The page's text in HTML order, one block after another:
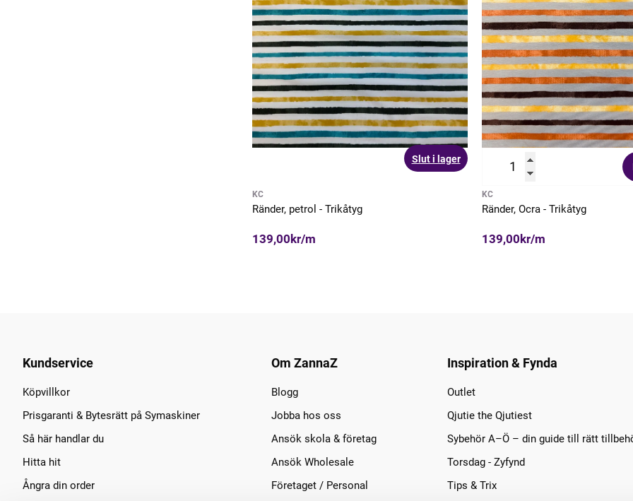
Slut i lager
KC
Ränder, petrol - Trikåtyg
139,00kr/m
KC
Ränder, Ocra - Trikåtyg
139,00kr/m
Kundservice
Köpvillkor
Prisgaranti & Bytesrätt på Symaskiner
Så här handlar du
Hitta hit
Ångra din order
Om ZannaZ
Blogg
Jobba hos oss
Ansök skola & företag
Ansök Wholesale
Företaget / Personal
Inspiration & Fynda
Outlet
Qjutie the Qjutiest
Sybehör A–Ö – din guide till rätt
Torsdag - Zyfynd
Tips & Trix